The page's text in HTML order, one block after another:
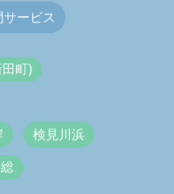
サービス
町)
検見川浜